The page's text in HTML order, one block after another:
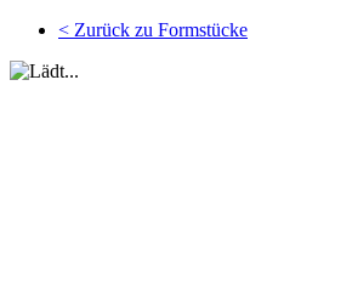
< Zurück zu Formstücke